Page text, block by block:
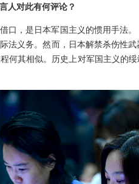
人对此有何评论？
口，是日本军国主义的惯用手法
法义务。然而，日本解禁杀伤性
何其相似。历史上对军国主义的